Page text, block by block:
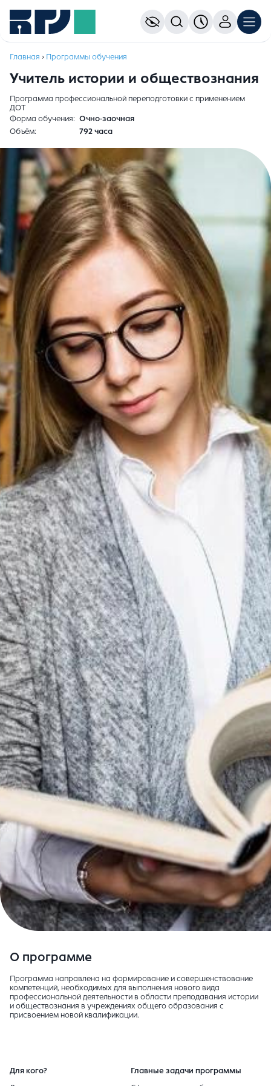
Главная › Программы обучения
Учитель истории и обществознания
Программа профессиональной переподготовки с применением
ДОТ
Форма обучения
Очно-заочная
Объём
792 часа
О программе
Программа направлена на формирование и совершенствование
компетенций, необходимых для выполнения нового вида
профессиональной деятельности в области преподавания истории
и обществознания в учреждениях общего образования с
присвоением новой квалификации.
Для кого?
Главные задачи программы